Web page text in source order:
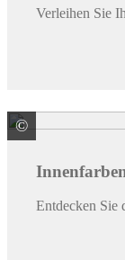
Verleihen Sie
© © Hamza /
Entdecken Sie